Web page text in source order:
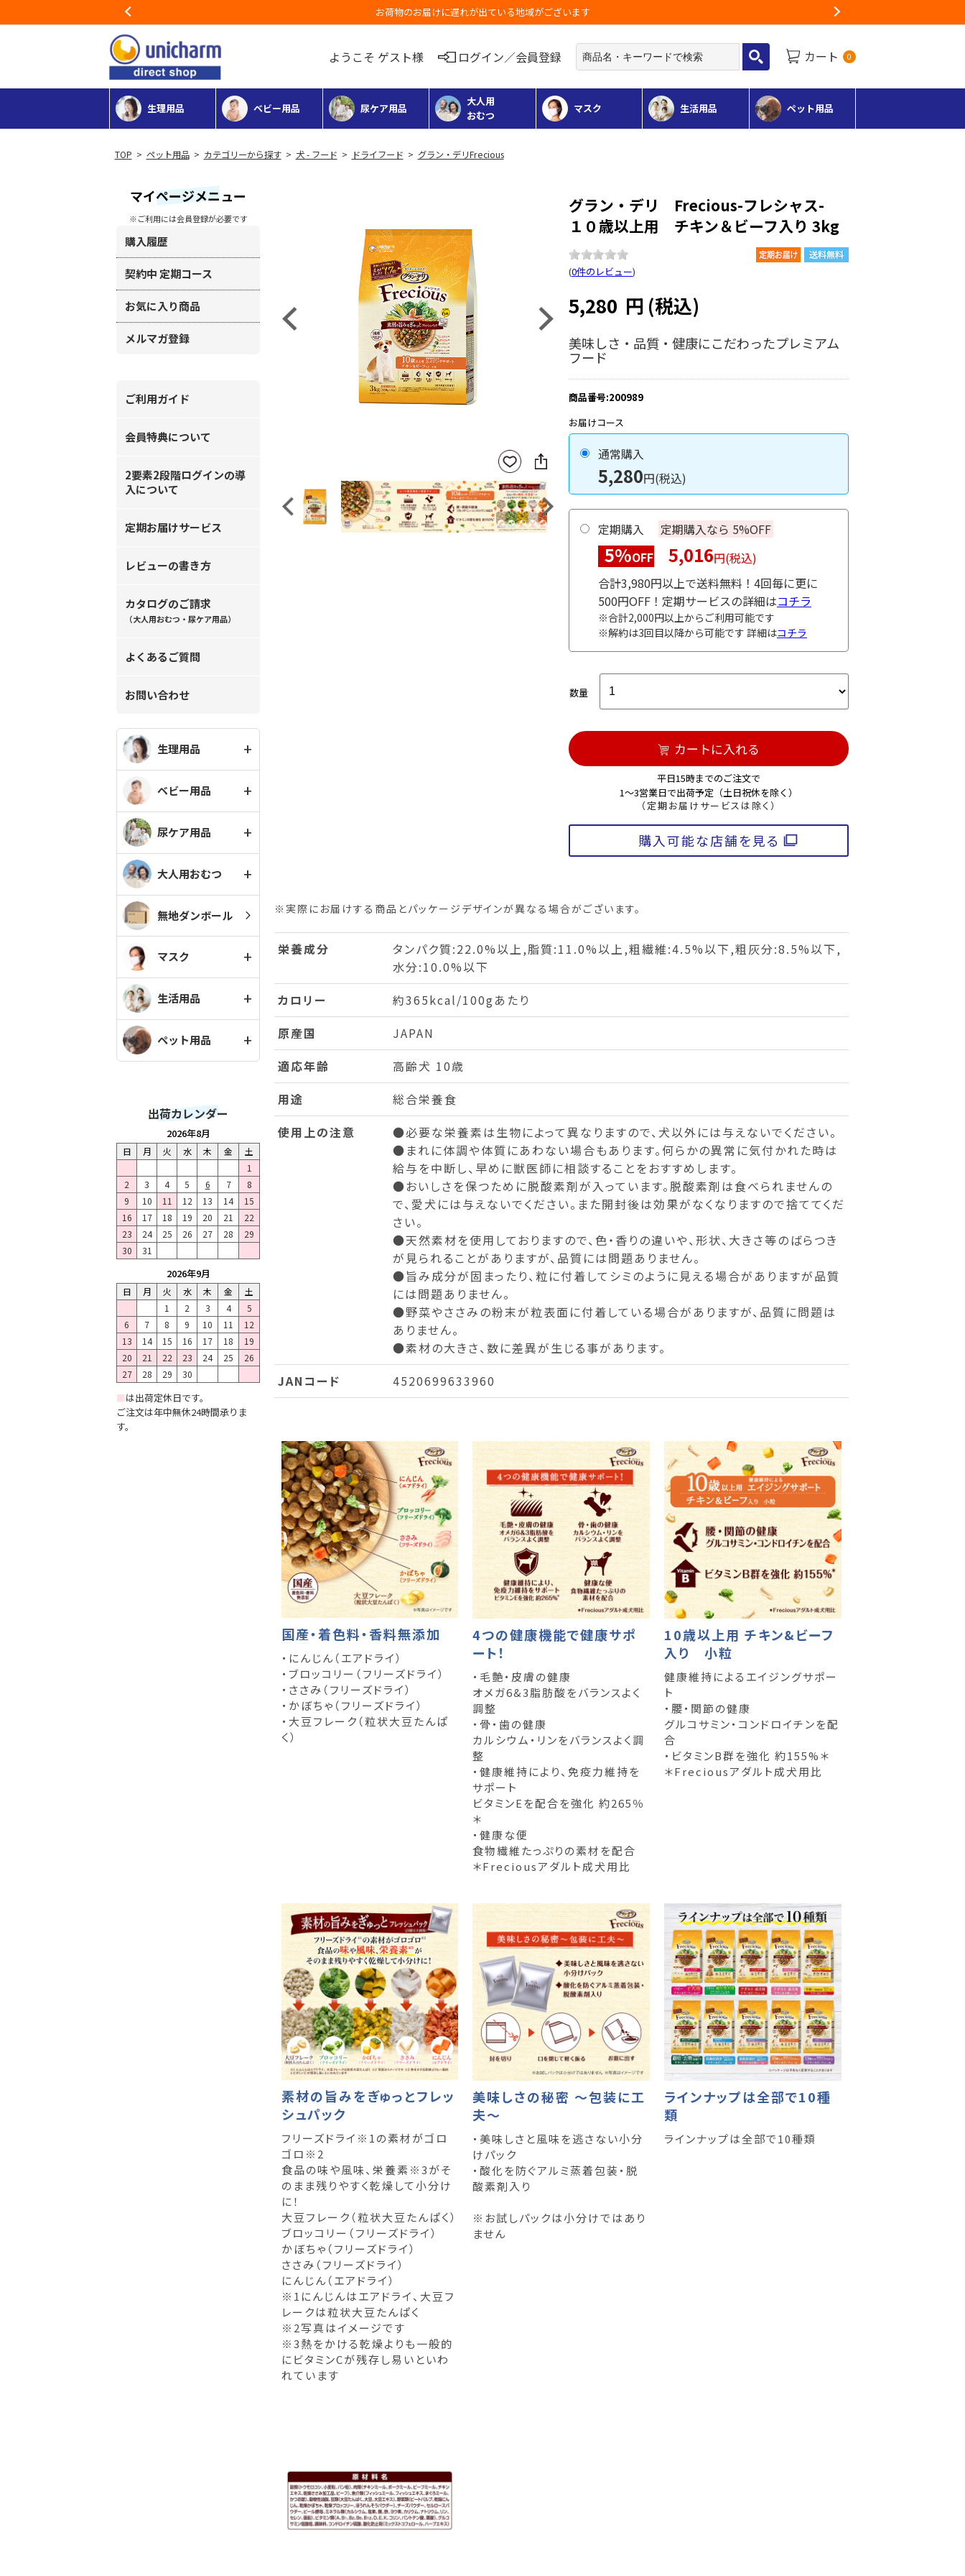
お荷物のお届けに遅れが出ている地域がございます
ようこそ ゲスト様 ログイン／会員登録 カート 0
生理用品 ベビー用品 尿ケア用品
大人用
おむつ
マスク 生活用品 ペット用品
> ペット用品> カテゴリーから探す> 犬 - フード > ドライフード > グラン・デリFrecious
マイページメニュー
※ご利用には会員登録が必要です
購入履歴
契約中 定期コース
お気に入り商品
メルマガ登録
ご利用ガイド
会員特典について
2要素2段階ログインの導
入について
定期お届けサービス
レビューの書き方
カタログのご請求
（大人用おむつ・尿ケア用品）
よくあるご質問
お問い合わせ
生理用品
ベビー用品
尿ケア用品
大人用おむつ
無地ダンボール
マスク
生活用品
ペット用品
出荷カレンダー
2026年8月
日 月 火 水 木 金
土
1
2
3 4 5 6 7
8
9
10 11 12 13 14
15
16
17 18 19 20 21
22
23
24 25 26 27 28
29
30
31
2026年9月
日 月 火 水 木 金
土
1
2 3 4
5
6
7 8 9 10 11
12
13
14 15 16 17 18
19
20
21 22 23 24 25
26
27
28 29 30
■は出荷定休日です。
ご注文は年中無休24時間承りま
す。
Previous Next
お気
に入
りに
登録
SNS
に
シ
ェ
ア
Previous Next
グラン・デリ Frecious-フレシャス-
１０歳以上用 チキン＆ビーフ入り 3kg
(0件のレビュー)
5,280 円 (税込)
美味しさ・品質・健康にこだわったプレミアム
フード
商品番号:200989
お届けコース
通常購入
5,280円(税込)
定期購入 定期購入なら 5%OFF
5%OFF 5,016円(税込)
合計3,980円以上で送料無料！4回毎に更に
500円OFF！定期サービスの詳細はコチラ
※合計2,000円以上からご利用可能です
※解約は3回目以降から可能です 詳細はコチラ
数量
カートに入れる
平日15時までのご注文で
1～3営業日で出荷予定（土日祝休を除く）
（定期お届けサービスは除く）
購入可能な店舗を見る
※実際にお届けする商品とパッケージデザインが異なる場合がございます。
栄養成分
タンパク質:22.0%以上,脂質:11.0%以上,粗繊維:4.5%以下,粗灰分:8.5%以下,
水分:10.0%以下
カロリー
約365kcal/100gあたり
原産国
JAPAN
適応年齢
高齢犬 10歳
用途
総合栄養食
使用上の注意
●必要な栄養素は生物によって異なりますので、犬以外には与えないでください。
●まれに体調や体質にあわない場合もあります。何らかの異常に気付かれた時は
給与を中断し、早めに獣医師に相談することをおすすめします。
●おいしさを保つために脱酸素剤が入っています。脱酸素剤は食べられませんの
で、愛犬には与えないでください。また開封後は効果がなくなりますので捨ててくだ
さい。
●天然素材を使用しておりますので、色・香りの違いや、形状、大きさ等のばらつき
が見られることがありますが、品質には問題ありません。
●旨み成分が固まったり、粒に付着してシミのように見える場合がありますが品質
には問題ありません。
●野菜やささみの粉末が粒表面に付着している場合がありますが、品質に問題は
ありません。
●素材の大きさ、数に差異が生じる事があります。
JANコード
4520699633960
国産・着色料・香料無添加
・にんじん（エアドライ）
・ブロッコリー（フリーズドライ）
・ささみ（フリーズドライ）
・かぼちゃ（フリーズドライ）
・大豆フレーク（粒状大豆たんぱ
く）
4つの健康機能で健康サポ
ート！
・毛艶・皮膚の健康
オメガ6&3脂肪酸をバランスよく
調整
・骨・歯の健康
カルシウム・リンをバランスよく調
整
・健康維持により、免疫力維持を
サポート
ビタミンEを配合を強化 約265％
＊
・健康な便
食物繊維たっぷりの素材を配合
＊Freciousアダルト成犬用比
10歳以上用 チキン&ビーフ
入り 小粒
健康維持によるエイジングサポー
ト
・腰・関節の健康
グルコサミン・コンドロイチンを配
合
・ビタミンB群を強化 約155%＊
＊Freciousアダルト成犬用比
素材の旨みをぎゅっとフレッ
シュパック
フリーズドライ※1の素材がゴロ
ゴロ※2
食品の味や風味、栄養素※3がそ
のまま残りやすく乾燥して小分け
に！
大豆フレーク（粒状大豆たんぱく）
ブロッコリー（フリーズドライ）
かぼちゃ（フリーズドライ）
ささみ（フリーズドライ）
にんじん（エアドライ）
※1にんじんはエアドライ、大豆フ
レークは粒状大豆たんぱく
※2写真はイメージです
※3熱をかける乾燥よりも一般的
にビタミンCが残存し易いといわ
れています
美味しさの秘密 ～包装に工
夫～
・美味しさと風味を逃さない小分
けパック
・酸化を防ぐアルミ蒸着包装・脱
酸素剤入り
※お試しパックは小分けではあり
ません
ラインナップは全部で10種
類
ラインナップは全部で10種類